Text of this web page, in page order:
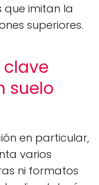
que imitan la
superiores.
suelo
en particular,
varios
ni formatos